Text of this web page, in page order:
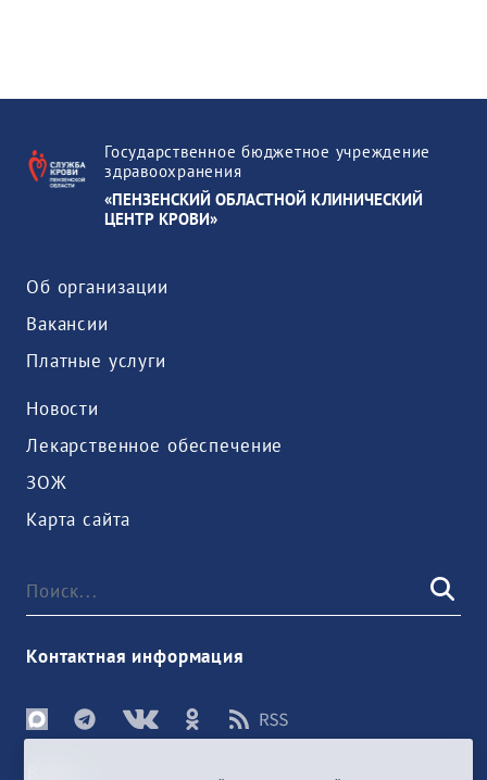
Государственное бюджетное учреждение
здравоохранения
«ПЕНЗЕНСКИЙ ОБЛАСТНОЙ КЛИНИЧЕСКИЙ
ЦЕНТР КРОВИ»
Об организации
Вакансии
Платные услуги
Новости
Лекарственное обеспечение
ЗОЖ
Карта сайта
Контактная информация